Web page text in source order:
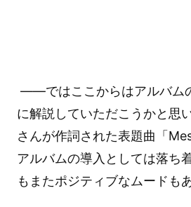
――ではここからはアルバム
に解説していただこうかと思
さんが作詞された表題曲「
アルバムの導入としては落ち
もまたポジティブなムードも